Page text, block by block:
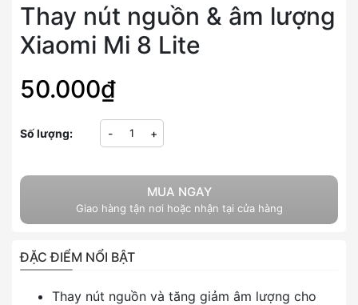
Thay nút nguồn & âm lượng
Xiaomi Mi 8 Lite
50.000₫
Số lượng: - +
MUA NGAY
Giao hàng tận nơi hoặc nhận tại cửa hàng
ĐẶC ĐIỂM NỔI BẬT
Thay nút nguồn và tăng giảm âm lượng cho